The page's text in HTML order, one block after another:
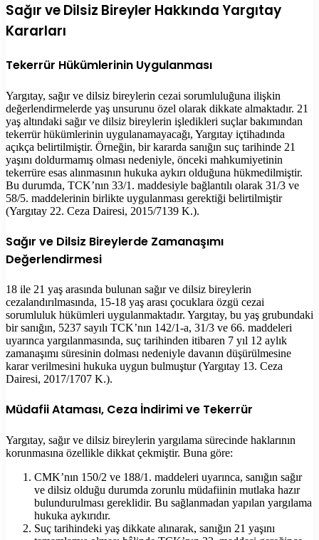
Sağır ve Dilsiz Bireyler Hakkında Yargıtay
Kararları
Tekerrür Hükümlerinin Uygulanması
Yargıtay, sağır ve dilsiz bireylerin cezai sorumluluğuna ilişkin
değerlendirmelerde yaş unsurunu özel olarak dikkate almaktadır. 21
yaş altındaki sağır ve dilsiz bireylerin işledikleri suçlar bakımından
tekerrür hükümlerinin uygulanamayacağı, Yargıtay içtihadında
açıkça belirtilmiştir. Örneğin, bir kararda sanığın suç tarihinde 21
yaşını doldurmamış olması nedeniyle, önceki mahkumiyetinin
tekerrüre esas alınmasının hukuka aykırı olduğuna hükmedilmiştir.
Bu durumda, TCK’nın 33/1. maddesiyle bağlantılı olarak 31/3 ve
58/5. maddelerinin birlikte uygulanması gerektiği belirtilmiştir
(Yargıtay 22. Ceza Dairesi, 2015/7139 K.).
Sağır ve Dilsiz Bireylerde Zamanaşımı
Değerlendirmesi
18 ile 21 yaş arasında bulunan sağır ve dilsiz bireylerin
cezalandırılmasında, 15-18 yaş arası çocuklara özgü cezai
sorumluluk hükümleri uygulanmaktadır. Yargıtay, bu yaş grubundaki
bir sanığın, 5237 sayılı TCK’nın 142/1-a, 31/3 ve 66. maddeleri
uyarınca yargılanmasında, suç tarihinden itibaren 7 yıl 12 aylık
zamanaşımı süresinin dolması nedeniyle davanın düşürülmesine
karar verilmesini hukuka uygun bulmuştur (Yargıtay 13. Ceza
Dairesi, 2017/1707 K.).
Müdafii Ataması, Ceza İndirimi ve Tekerrür
Yargıtay, sağır ve dilsiz bireylerin yargılama sürecinde haklarının
korunmasına özellikle dikkat çekmiştir. Buna göre:
CMK’nın 150/2 ve 188/1. maddeleri uyarınca, sanığın sağır
ve dilsiz olduğu durumda zorunlu müdafiinin mutlaka hazır
bulundurulması gereklidir. Bu sağlanmadan yapılan yargılama
hukuka aykırıdır.
Suç tarihindeki yaş dikkate alınarak, sanığın 21 yaşını